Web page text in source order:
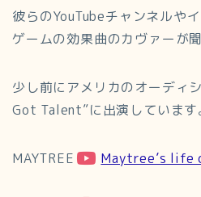
彼らのYouTubeチャンネルや
ゲームの効果曲のカヴァーが聞
少し前にアメリカのオーディ
Got Talent”に出演しています
MAYTREE Maytree’s life